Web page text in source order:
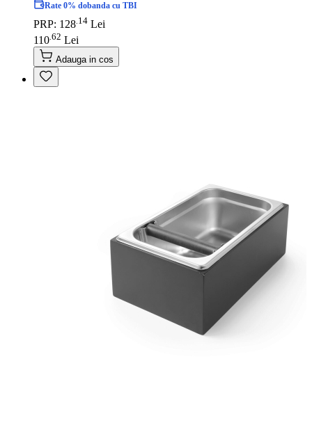
Rate 0% dobanda cu TBI
PRP: 128 14 Lei
110 62 Lei
Adauga in cos